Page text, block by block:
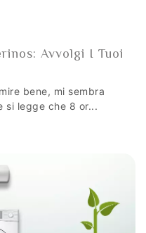
Avvolgi I Tuoi
bene, mi sembra
si legge che 8 or...